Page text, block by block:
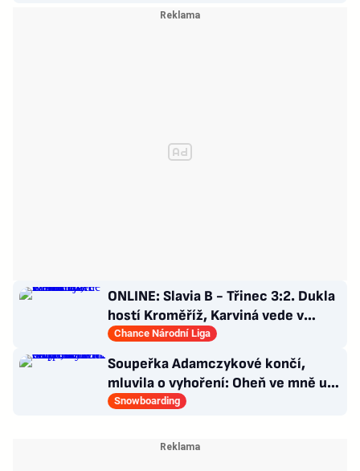
ONLINE: Slavia B - Třinec 3:2. Dukla
hostí Kroměříž, Karviná vede v
Prostějově
Chance Národní Liga
Soupeřka Adamczykové končí,
mluvila o vyhoření: Oheň ve mně už
prostě není. Chce učit
Snowboarding